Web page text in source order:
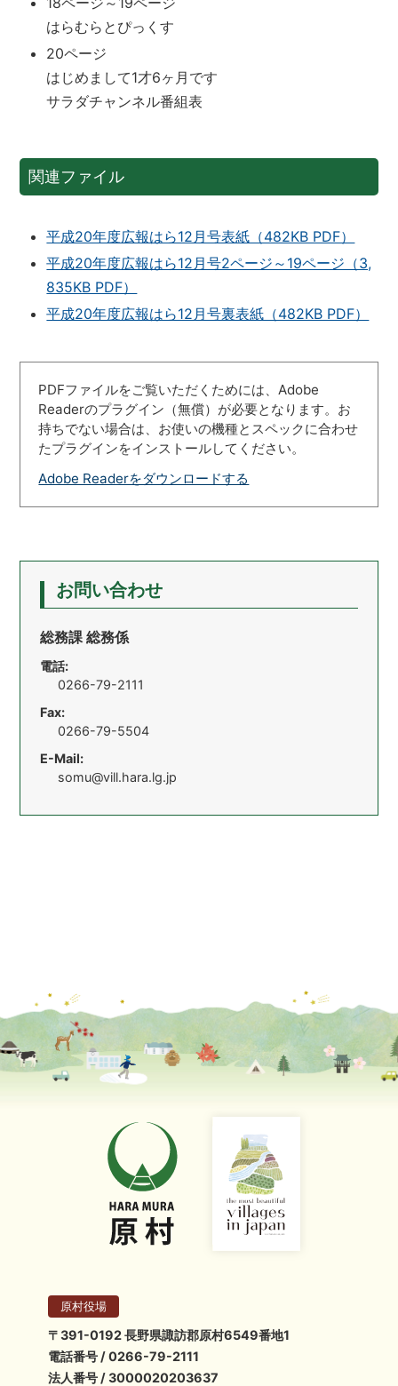
はらむらとぴっくす
20ページ
はじめまして1才6ヶ月です
サラダチャンネル番組表
関連ファイル
平成20年度広報はら12月号表紙（482KB PDF）
平成20年度広報はら12月号2ページ～19ページ（3,
835KB PDF）
平成20年度広報はら12月号裏表紙（482KB PDF）
PDFファイルをご覧いただくためには、Adobe
Readerのプラグイン（無償）が必要となります。お
持ちでない場合は、お使いの機種とスペックに合わせ
たプラグインをインストールしてください。
Adobe Readerをダウンロードする
お問い合わせ
総務課 総務係
電話:
0266-79-2111
Fax:
0266-79-5504
E-Mail:
somu@vill.hara.lg.jp
原村役場
〒391-0192 長野県諏訪郡原村6549番地1
電話番号 / 0266-79-2111
法人番号 / 3000020203637